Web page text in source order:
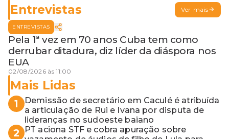
Entrevistas Ver mais
ENTREVISTAS
Pela 1ª vez em 70 anos Cuba tem como
derrubar ditadura, diz líder da diáspora nos
EUA
02/08/2026 às 11:00
Mais Lidas
1
Demissão de secretário em Caculé é atribuída
a articulação de Rui e Ivana por disputa de
lideranças no sudoeste baiano
2
PT aciona STF e cobra apuração sobre